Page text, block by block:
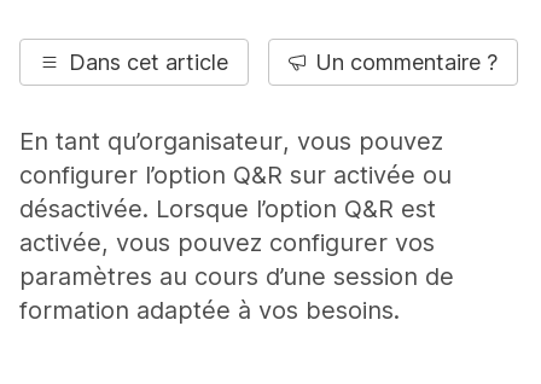
Dans cet article Un commentaire ?
En tant qu’organisateur, vous pouvez
configurer l’option Q&R sur activée ou
désactivée. Lorsque l’option Q&R est
activée, vous pouvez configurer vos
paramètres au cours d’une session de
formation adaptée à vos besoins.